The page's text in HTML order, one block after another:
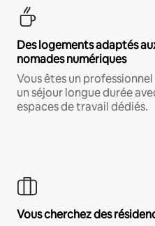
Des logements adaptés
nomades numériques
Vous êtes un
un séjour longue durée
espaces de travail dédiés.
Vous cherchez des